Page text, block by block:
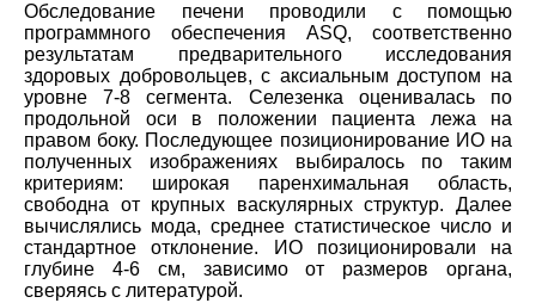
Обследование печени проводили с помощью
программного обеспечения ASQ, соответственно
результатам предварительного исследования
здоровых добровольцев, с аксиальным доступом на
уровне 7-8 сегмента. Селезенка оценивалась по
продольной оси в положении пациента лежа на
правом боку. Последующее позиционирование ИО на
полученных изображениях выбиралось по таким
критериям: широкая паренхимальная область,
свободна от крупных васкулярных структур. Далее
вычислялись мода, среднее статистическое число и
стандартное отклонение. ИО позиционировали на
глубине 4-6 см, зависимо от размеров органа,
сверяясь с литературой.